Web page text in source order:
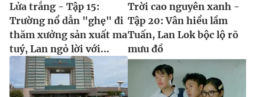
Lửa trắng - Tập 15:
Trường nổ dẫn "ghẹ" đi
thăm xưởng sản xuất ma
tuý, Lan ngỏ lời với...
Trời cao nguyên xanh -
Tập 20: Vân hiểu lầm
Tuấn, Lan Lok bộc lộ rõ
mưu đồ